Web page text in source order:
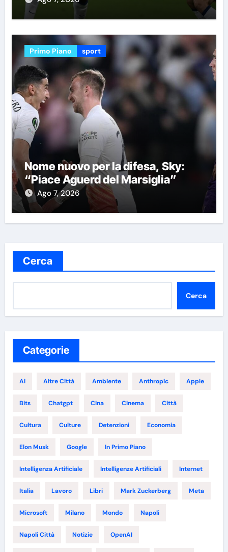
Primo Piano sport
Nome nuovo per la difesa, Sky:
“Piace Aguerd del Marsiglia”
Ago 7, 2026
Cerca
Cerca
Categorie
Ai Altre Città Ambiente Anthropic Apple
Bits Chatgpt Cina Cinema Città
Cultura Culture Detenzioni Economia
Elon Musk Google In Primo Piano
Intelligenza Artificiale Intelligenze Artificiali Internet
Italia Lavoro Libri Mark Zuckerberg Meta
Microsoft Milano Mondo Napoli
Napoli Città Notizie OpenAI